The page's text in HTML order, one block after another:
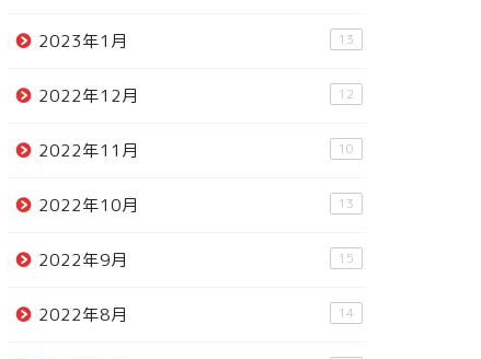
2023年1月 13
2022年12月 12
2022年11月 10
2022年10月 13
2022年9月 15
2022年8月 14